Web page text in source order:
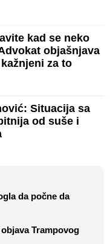
kad se neko
objašnjava
za to
Situacija sa
od suše i
da počne da
Trampovog